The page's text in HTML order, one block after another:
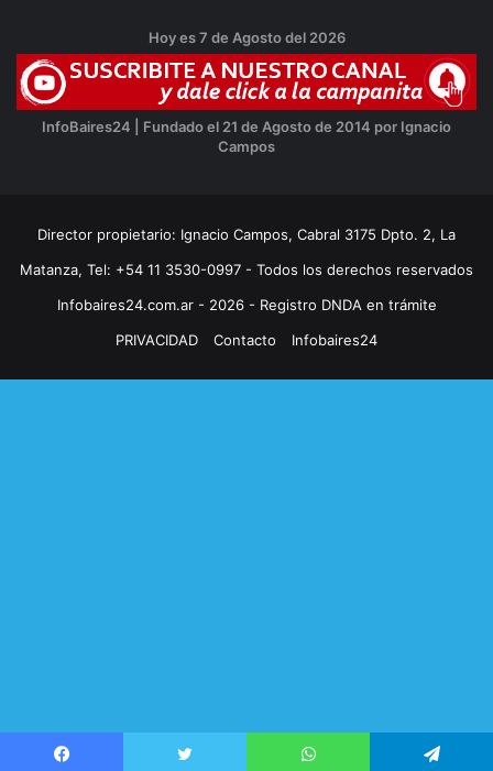
Hoy es 7 de Agosto del 2026
InfoBaires24 | Fundado el 21 de Agosto de 2014 por Ignacio
Campos
Director propietario: Ignacio Campos, Cabral 3175 Dpto. 2, La
Matanza, Tel: +54 11 3530-0997 - Todos los derechos reservados
Infobaires24.com.ar - 2026 - Registro DNDA en trámite
PRIVACIDAD
Contacto Infobaires24